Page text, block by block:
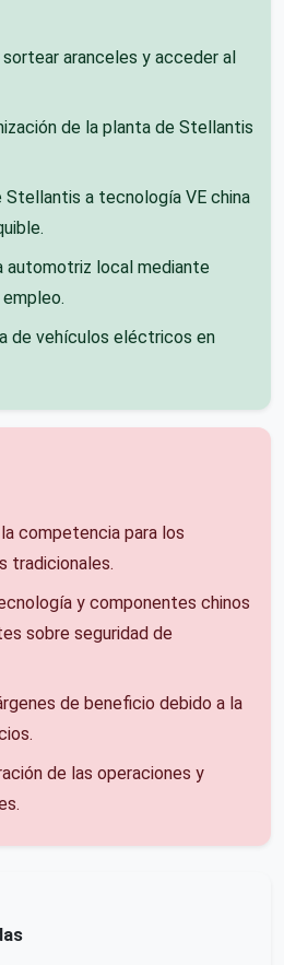
aranceles y acceder al
de la planta de Stellantis
a tecnología VE china
automotriz local mediante
de vehículos eléctricos en
competencia para los
tradicionales.
y componentes chinos
sobre seguridad de
de beneficio debido a la
de las operaciones y